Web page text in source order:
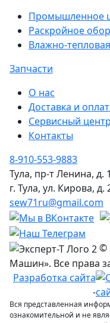
Промышленное
Раскройное
Влажно-
Запчасти
О нас
Доставка и
Сервисный центр
Контакты
8-910-553-9883
Тула, пр-т Ленина, д.
г. Тула, ул. Кирова,
sew71ru@gmail.com
©
Машин». Все права
Разработка сайта
-
Вся представленная
ознакомительной и не